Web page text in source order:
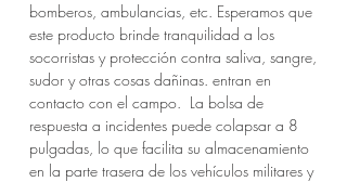
bomberos, ambulancias, etc. Esperamos que
este producto brinde tranquilidad a los
socorristas y protección contra saliva, sangre,
sudor y otras cosas dañinas. entran en
contacto con el campo. La bolsa de
respuesta a incidentes puede colapsar a 8
pulgadas, lo que facilita su almacenamiento
en la parte trasera de los vehículos militares y